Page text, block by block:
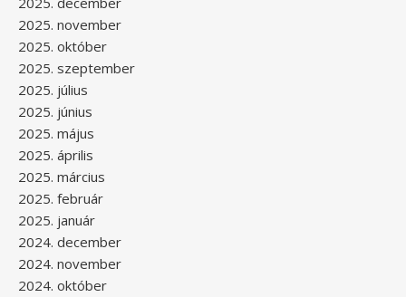
2025. november
2025. október
2025. szeptember
2025. július
2025. június
2025. május
2025. április
2025. március
2025. február
2025. január
2024. december
2024. november
2024. október